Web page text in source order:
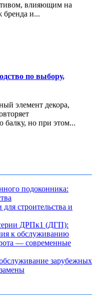
влияющим на
бренда и...
по выбору,
элемент декора,
но при этом...
подоконника:
строительства и
ДРПк1 (ДГП):
к обслуживанию
— современные
зарубежных